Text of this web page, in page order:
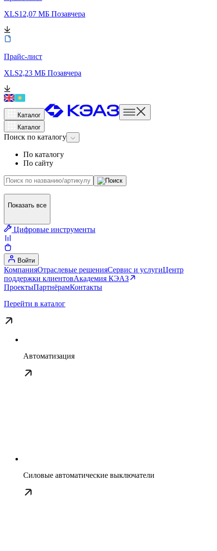
XLS12,07 МБ Позавчера
Прайс-лист
XLS2,23 МБ Позавчера
Каталог
Каталог
Поиск по каталогу
По каталогу
По сайту
Показать все
Цифровые инструменты
Войти
КомпанияОтраслевые решенияСервис и услугиЦентр
поддержки клиентовАкадемия КЭАЗ
ПроектыПартнёрамКонтакты
Перейти в каталог
Автоматизация
Силовые автоматические выключатели